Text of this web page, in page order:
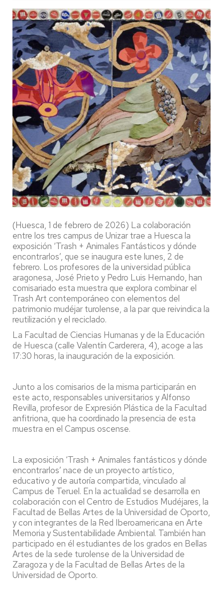
(Huesca, 1 de febrero de 2026) La colaboración
entre los tres campus de Unizar trae a Huesca la
exposición ‘Trash + Animales Fantásticos y dónde
encontrarlos’, que se inaugura este lunes, 2 de
febrero. Los profesores de la universidad pública
aragonesa, José Prieto y Pedro Luis Hernando, han
comisariado esta muestra que explora combinar el
Trash Art contemporáneo con elementos del
patrimonio mudéjar turolense, a la par que reivindica la
reutilización y el reciclado.
La Facultad de Ciencias Humanas y de la Educación
de Huesca (calle Valentín Carderera, 4), acoge a las
17:30 horas, la inauguración de la exposición.
Junto a los comisarios de la misma participarán en
este acto, responsables universitarios y Alfonso
Revilla, profesor de Expresión Plástica de la Facultad
anfitriona, que ha coordinado la presencia de esta
muestra en el Campus oscense.
La exposición ‘Trash + Animales fantásticos y dónde
encontrarlos’ nace de un proyecto artístico,
educativo y de autoría compartida, vinculado al
Campus de Teruel. En la actualidad se desarrolla en
colaboración con el Centro de Estudios Mudéjares, la
Facultad de Bellas Artes de la Universidad de Oporto,
y con integrantes de la Red Iberoamericana en Arte
Memoria y Sustentabilidade Ambiental. También han
participado en él estudiantes de los grados en Bellas
Artes de la sede turolense de la Universidad de
Zaragoza y de la Facultad de Bellas Artes de la
Universidad de Oporto.